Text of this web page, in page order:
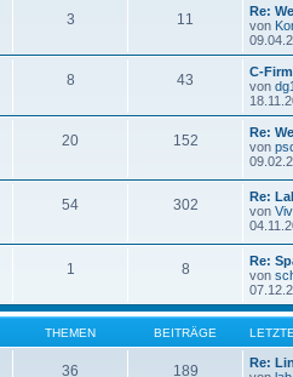
3 11
Re:
von
8 43
C-
von
20 152
Re:
von
54 302
Re:
von
1 8
Re:
von
THEMEN BEITRÄGE
36 189
Re: